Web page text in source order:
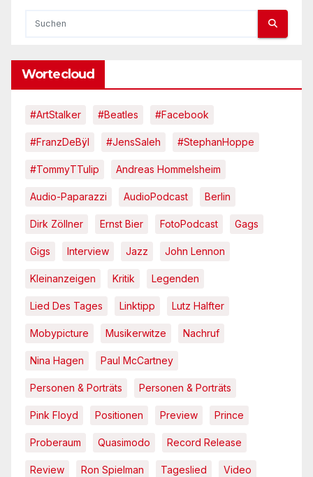
Wortecloud
#ArtStalker #Beatles #Facebook
#FranzDeBÿl #JensSaleh #StephanHoppe
#TommyTTulip Andreas Hommelsheim
Audio-Paparazzi AudioPodcast Berlin
Dirk Zöllner Ernst Bier FotoPodcast Gags
Gigs Interview Jazz John Lennon
Kleinanzeigen Kritik Legenden
Lied Des Tages Linktipp Lutz Halfter
Mobypicture Musikerwitze Nachruf
Nina Hagen Paul McCartney
Personen & Porträts Personen & Porträts
Pink Floyd Positionen Preview Prince
Proberaum Quasimodo Record Release
Review Ron Spielman Tageslied Video